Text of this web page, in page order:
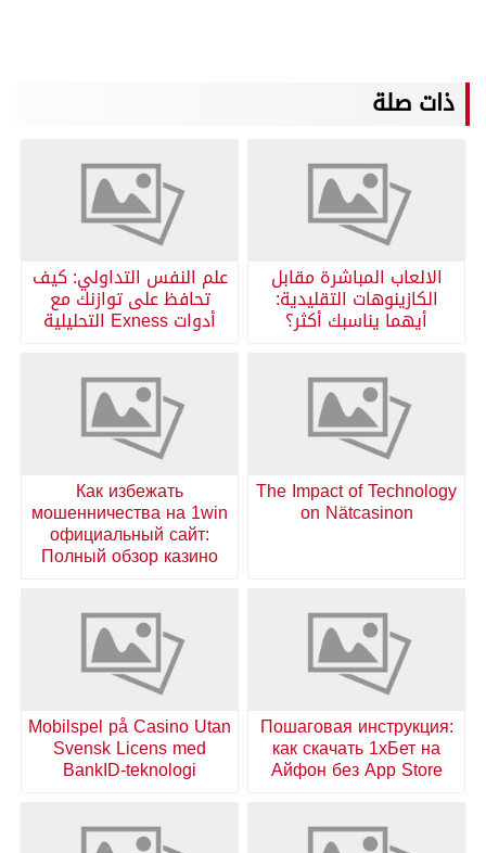
ذات صلة
الالعاب المباشرة مقابل
الكازينوهات التقليدية:
أيهما يناسبك أكثر؟
علم النفس التداولي: كيف
تحافظ على توازنك مع
أدوات Exness التحليلية
The Impact of Technology
on Nätcasinon
Как избежать
мошенничества на 1win
официальный сайт:
Полный обзор казино
Пошаговая инструкция:
как скачать 1хБет на
Айфон без App Store
Mobilspel på Casino Utan
Svensk Licens med
BankID-teknologi